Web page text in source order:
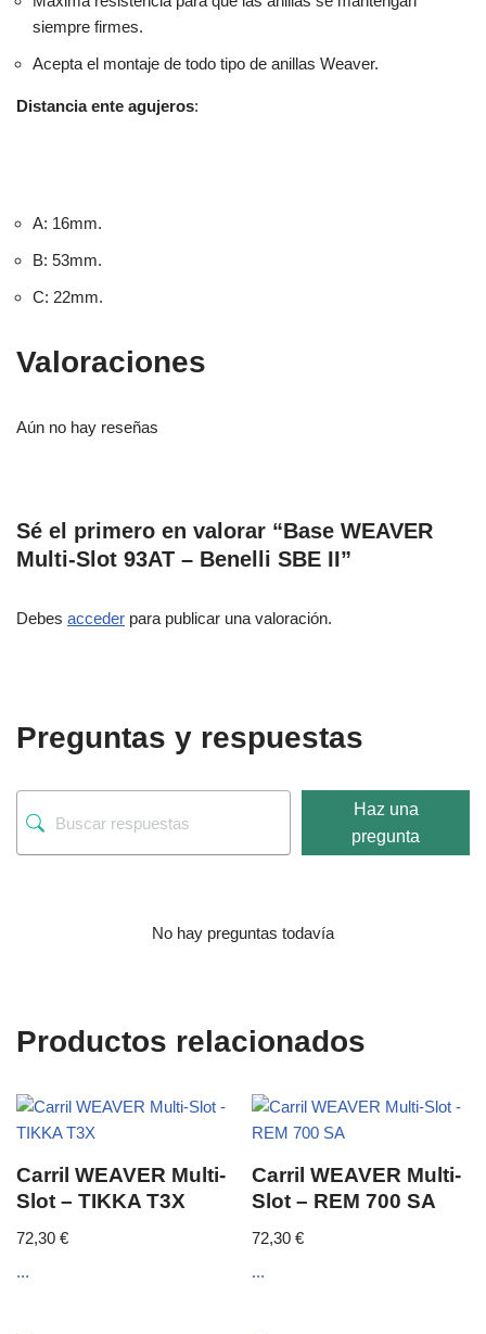
siempre firmes.
Acepta el montaje de todo tipo de anillas Weaver.
Distancia ente agujeros:
A: 16mm.
B: 53mm.
C: 22mm.
Valoraciones
Aún no hay reseñas
Sé el primero en valorar “Base WEAVER
Multi-Slot 93AT – Benelli SBE II”
Debes acceder para publicar una valoración.
Preguntas y respuestas
Haz una
pregunta
No hay preguntas todavía
Productos relacionados
Carril WEAVER Multi-
Slot – TIKKA T3X
72,30 €
...
Carril WEAVER Multi-
Slot – REM 700 SA
72,30€
...